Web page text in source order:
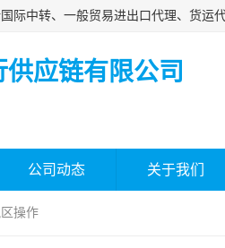
应链有限公司
公司动态 关于我们
操作